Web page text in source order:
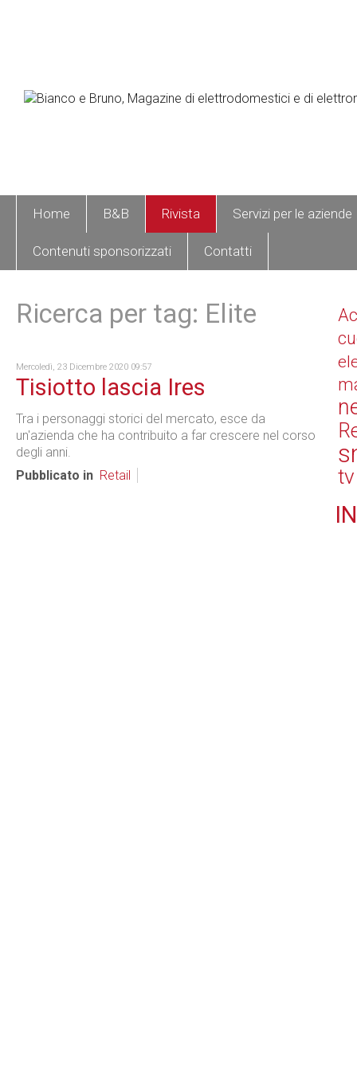
Home B&B Rivista Servizi per le aziende
Contenuti sponsorizzati Contatti
Ricerca per tag: Elite
Mercoledì, 23 Dicembre 2020 09:57
Tisiotto lascia Ires
Tra i personaggi storici del mercato, esce da
un'azienda che ha contribuito a far crescere nel corso
degli anni.
Pubblicato in Retail tv
IN